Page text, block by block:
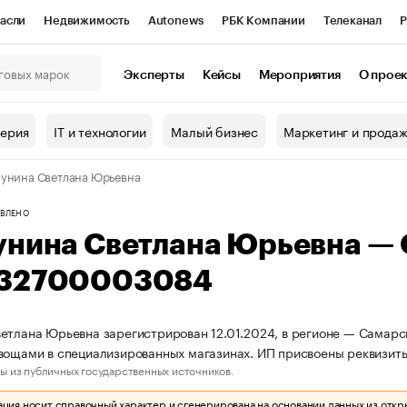
Недвижимость Autonews РБК Компании Телеканал
Проверка контрагентов
Эксперты Кейсы Мероприятия О
IT и технологии Малый бизнес Маркетинг и
Светлана Юрьевна
Светлана Юрьевна
Юрьевна зарегистрирован 12.01.2024, в регионе —
в специализированных магазинах. ИП присвоены
из публичных государственных источников.
носит справочный характер и сгенерирована на основании данных из